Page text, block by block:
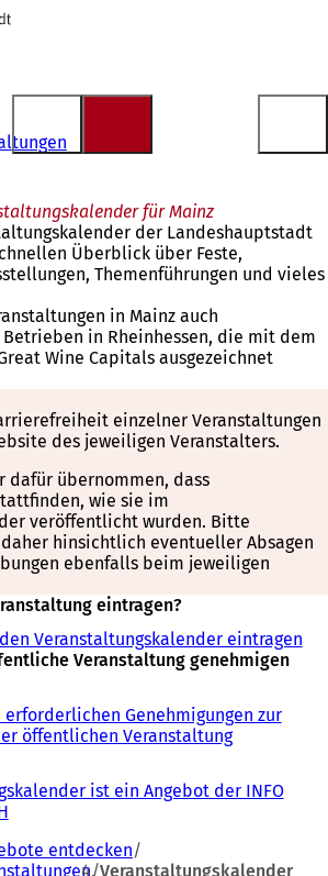
für Mainz
der Landeshauptstadt
Überblick über Feste,
Themenführungen und vieles
in Mainz auch
in Rheinhessen, die mit dem
Wine Capitals ausgezeichnet
einzelner Veranstaltungen
des jeweiligen Veranstalters.
dafür übernommen, dass
wie sie im
veröffentlicht wurden. Bitte
hinsichtlich eventueller Absagen
ebenfalls beim jeweiligen
eintragen?
Veranstaltungskalender eintragen
Veranstaltung genehmigen
Genehmigungen zur
öffentlichen Veranstaltung
ist ein Angebot der INFO
entdecken
Veranstaltungskalender